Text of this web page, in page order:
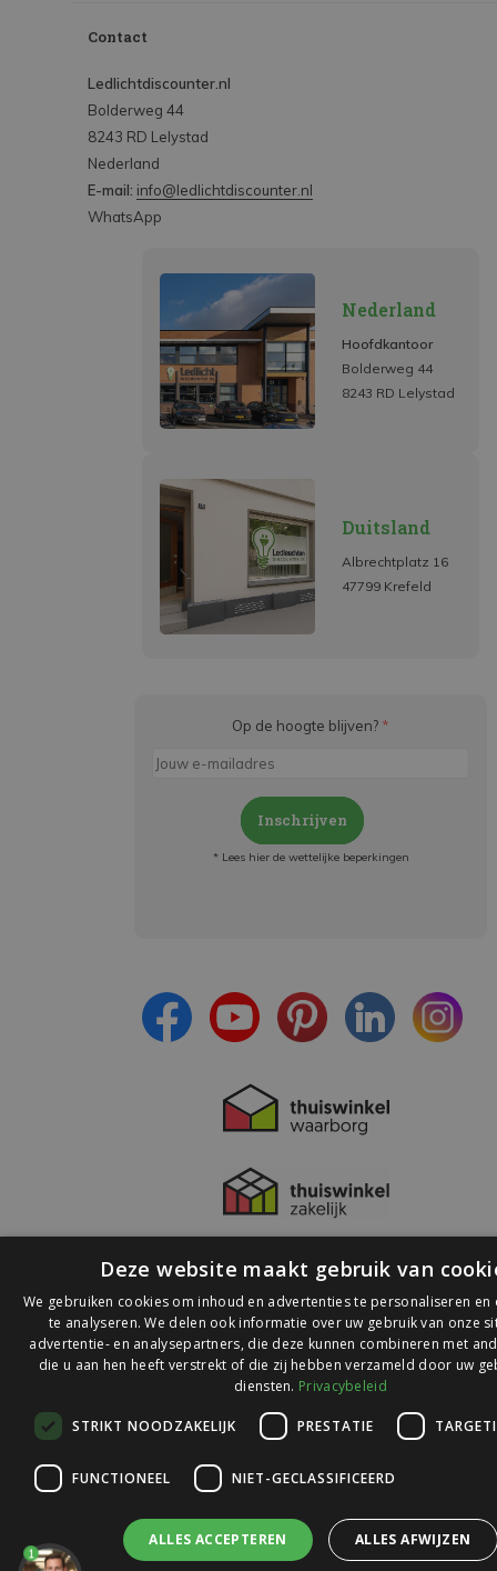
Contact
Ledlichtdiscounter.nl
Bolderweg 44
8243 RD Lelystad
Nederland
E-mail: info@ledlichtdiscounter.nl
WhatsApp
Nederland
Hoofdkantoor
Bolderweg 44
8243 RD Lelystad
Duitsland
Albrechtplatz 16
47799 Krefeld
Op de hoogte blijven? *
Inschrijven
* Lees hier de wettelijke beperkingen
© 2026 Ledlichtdiscounter.nl
op
Webwinkelkeur
1
Deze website maakt gebruik van
We gebruiken cookies om inhoud en advertenties te personaliseren en
te analyseren. We delen ook informatie over uw gebruik van onze
advertentie- en analysepartners, die deze kunnen combineren met
die u aan hen heeft verstrekt of die zij hebben verzameld door uw
diensten. Privacybeleid
STRIKT NOODZAKELIJK PRESTATIE
FUNCTIONEEL NIET-GECLASSIFICEERD
ALLES ACCEPTEREN ALLES AFWIJZEN